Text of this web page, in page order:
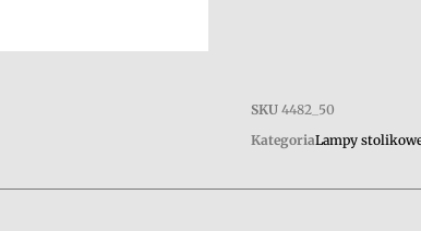
SKU4482_50
KategoriaLampy